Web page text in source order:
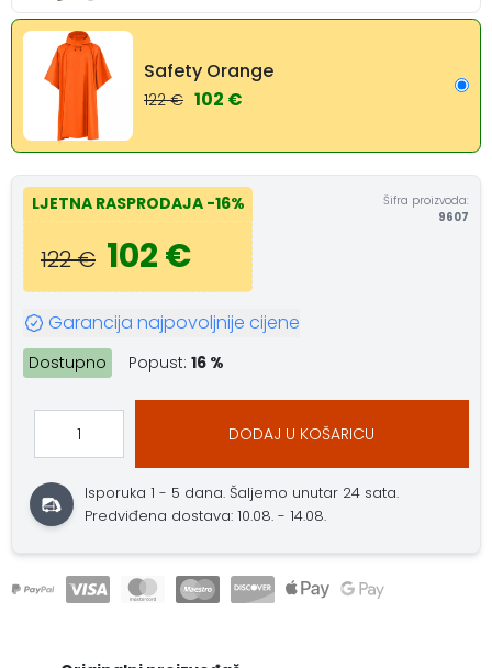
Safety Orange
122 € 102 €
LJETNA RASPRODAJA -16%
122 € 102 €
Šifra proizvoda:
9607
Garancija najpovoljnije cijene
Dostupno Popust: 16 %
DODAJ U KOŠARICU
Isporuka 1 - 5 dana.Šaljemo unutar 24 sata.
Predviđena dostava: 10.08. - 14.08.